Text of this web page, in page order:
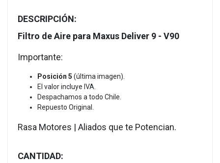
DESCRIPCIÓN:
Filtro de Aire para Maxus Deliver 9 - V90
Importante:
Posición 5 (última imagen).
El valor incluye IVA.
Despachamos a todo Chile.
Repuesto Original.
Rasa Motores | Aliados que te Potencian.
CANTIDAD: